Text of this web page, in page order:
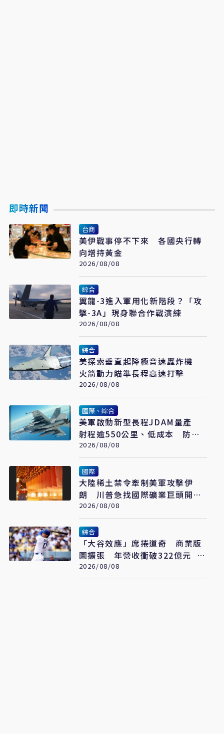
即時新聞
台商
美伊戰事停不下來 各國央行轉
向增持黃金
2026/08/08
綜合
翼龍-3進入軍用化新階段？「攻
擊-3A」現身聯合作戰演練
2026/08/08
綜合
美探索垂直起降極音速轟炸機
火箭動力瞄準長程高速打擊
2026/08/08
國際、綜合
美軍啟動新型長程JDAM量產
射程逾550公里、低成本 防區
外打擊新利器
2026/08/08
國際
大陸稀土禁令牽制美軍攻擊伊
朗 川普急找國際礦業巨頭開會
反制
2026/08/08
綜合
「大谷效應」席捲道奇 商業版
圖擴張 年營收衝破322億元 只
是起點
2026/08/08